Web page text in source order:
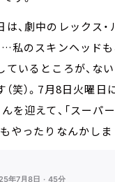
、劇中のレックス・
私のスキンヘッドも
いるところが、な
笑）。7月8日火曜日
を迎えて、「スーパ
やったりなんかしま